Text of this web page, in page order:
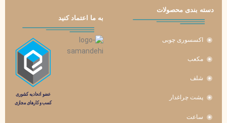
دسته‌ بندی محصولات
اکسسوری چوبی
مکعب
شلف
پشت چراغدار
ساعت
به ما اعتماد کنید